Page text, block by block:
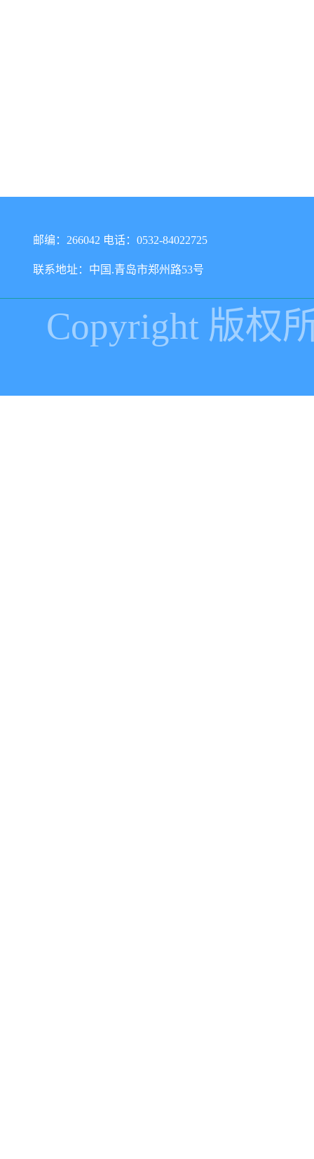
邮编：266042 电话：0532-84022725
联系地址：中国.青岛市郑州路53号
Copyright 版权